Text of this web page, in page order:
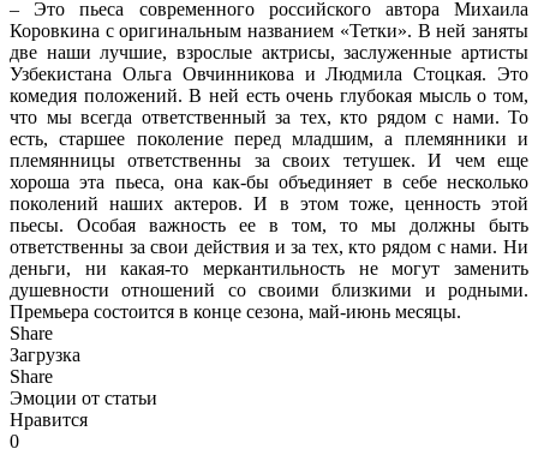
– Это пьеса современного российского автора Михаила
Коровкина с оригинальным названием «Тетки». В ней заняты
две наши лучшие, взрослые актрисы, заслуженные артисты
Узбекистана Ольга Овчинникова и Людмила Стоцкая. Это
комедия положений. В ней есть очень глубокая мысль о том,
что мы всегда ответственный за тех, кто рядом с нами. То
есть, старшее поколение перед младшим, а племянники и
племянницы ответственны за своих тетушек. И чем еще
хороша эта пьеса, она как-бы объединяет в себе несколько
поколений наших актеров. И в этом тоже, ценность этой
пьесы. Особая важность ее в том, то мы должны быть
ответственны за свои действия и за тех, кто рядом с нами. Ни
деньги, ни какая-то меркантильность не могут заменить
душевности отношений со своими близкими и родными.
Премьера состоится в конце сезона, май-июнь месяцы.
Share
Загрузка
Share
Эмоции от статьи
Нравится
0